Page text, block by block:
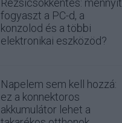
Rezsicsökkentés: mennyit
fogyaszt a PC-d, a
konzolod és a többi
elektronikai eszközöd?
Napelem sem kell hozzá:
ez a konnektoros
akkumulátor lehet a